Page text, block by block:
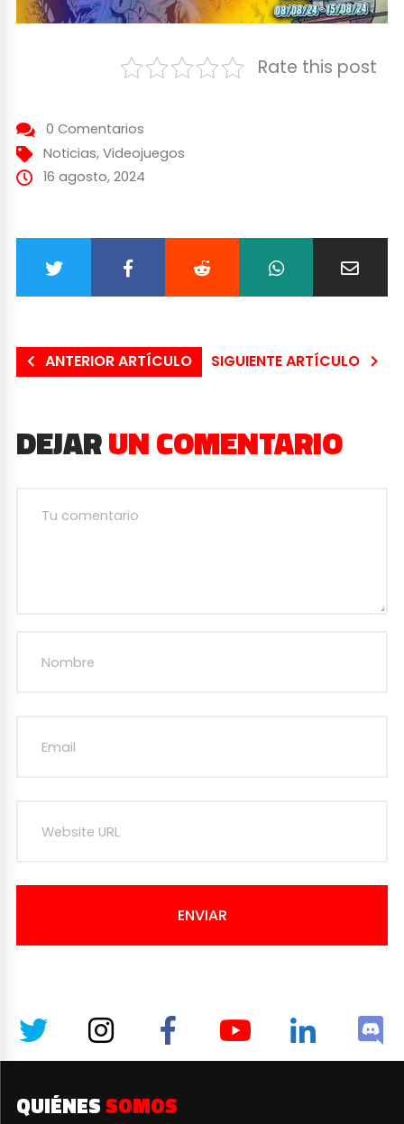
Rate this post
0 Comentarios
Noticias, Videojuegos
16 agosto, 2024
ANTERIOR ARTÍCULO SIGUIENTE ARTÍCULO
DEJARUN COMENTARIO
ENVIAR
QUIÉNES SOMOS